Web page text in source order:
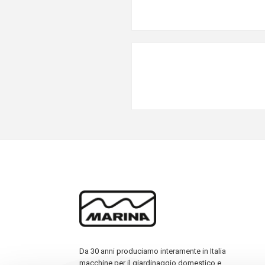
Da 30 anni produciamo interamente in Italia
macchine per il giardinaggio domestico e